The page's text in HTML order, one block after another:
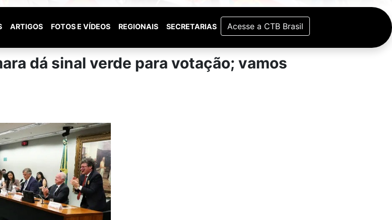
ARTIGOS FOTOS E VÍDEOS REGIONAIS SECRETARIAS Acesse a CTB Brasil
dá sinal verde para votação; vamos